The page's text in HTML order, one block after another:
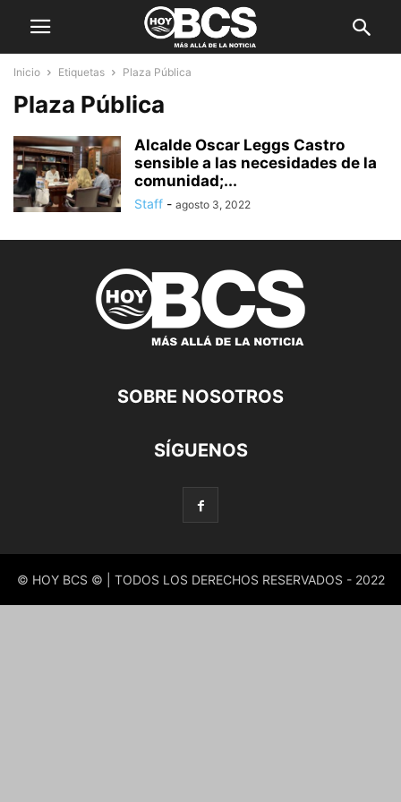
Inicio Etiquetas Plaza Pública
Plaza Pública
Alcalde Oscar Leggs Castro
sensible a las necesidades de la
comunidad;...
Staff - agosto 3, 2022
SOBRE NOSOTROS
SÍGUENOS
© HOY BCS © | TODOS LOS DERECHOS RESERVADOS - 2022